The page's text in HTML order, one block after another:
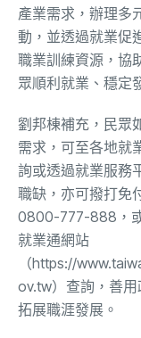
產業需求，辦理多
動，並透過就業促
職業訓練資源，協
眾順利就業、穩定
劉邦棟補充，民眾
需求，可至各地就
詢或透過就業服務
職缺，亦可撥打免
0800-777-888，
就業通網站
（https://
ov.tw）查詢，善
拓展職涯發展。